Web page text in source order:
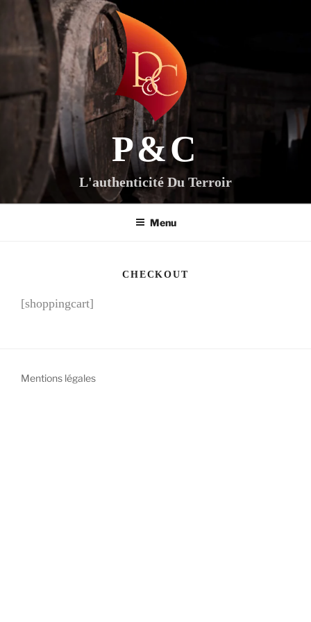
contenu
principal
P&C
L'authenticité Du Terroir
Menu
CHECKOUT
[shoppingcart]
Mentions légales